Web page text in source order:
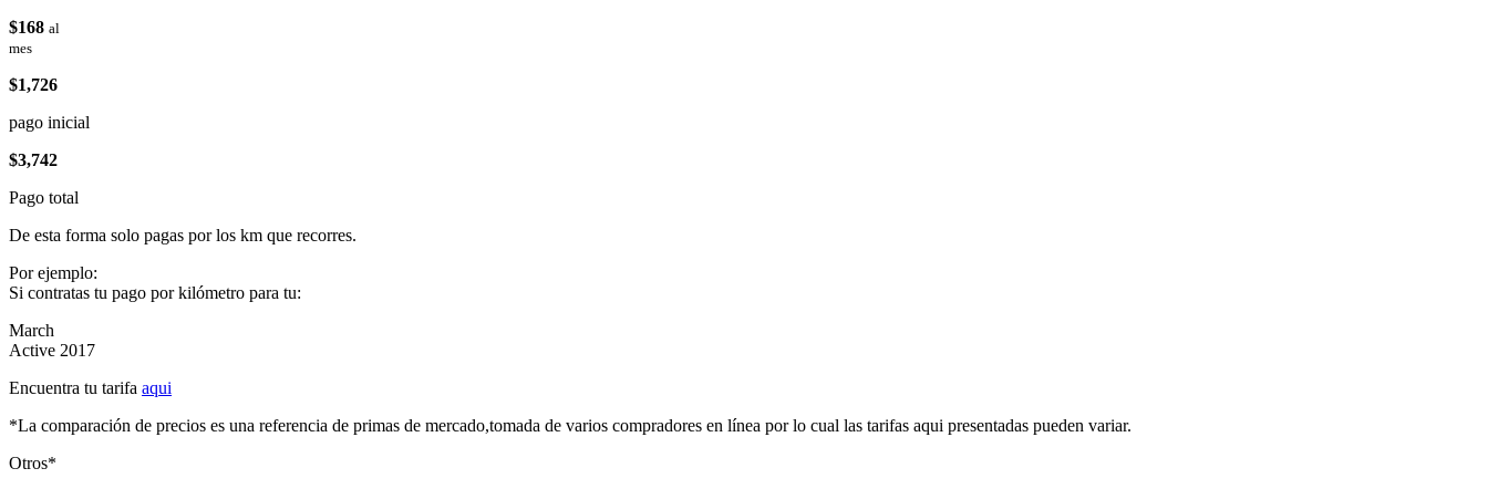
$168 al
mes
$1,726
pago inicial
$3,742
Pago total
De esta forma solo pagas por los km que recorres.
Por ejemplo:
Si contratas tu pago por kilómetro para tu:
March
Active 2017
Encuentra tu tarifa aqui
*La comparación de precios es una referencia de primas de mercado,tomada de varios compradores en línea por lo cual las tarifas aqui presentadas pueden variar.
Otros*